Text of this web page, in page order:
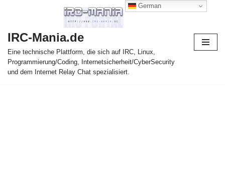
Inhalt
springen
IRC-Mania.de
Eine technische Plattform, die sich auf IRC, Linux,
Programmierung/Coding, Internetsicherheit/CyberSecurity
und dem Internet Relay Chat spezialisiert.
German